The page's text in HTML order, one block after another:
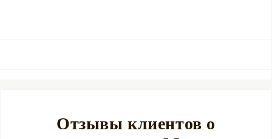
Отзывы клиентов о